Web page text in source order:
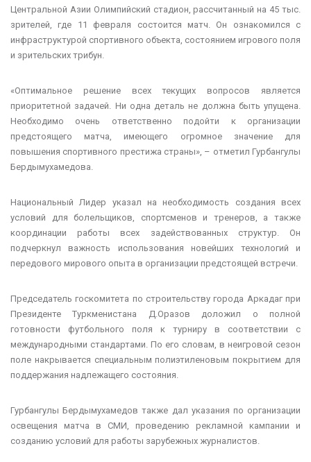
Центральной Азии Олимпийский стадион, рассчитанный на 45 тыс.
зрителей, где 11 февраля состоится матч. Он ознакомился с
инфраструктурой спортивного объекта, состоянием игрового поля
и зрительских трибун.
«Оптимальное решение всех текущих вопросов является
приоритетной задачей. Ни одна деталь не должна быть упущена.
Необходимо очень ответственно подойти к организации
предстоящего матча, имеющего огромное значение для
повышения спортивного престижа страны», – отметил Гурбангулы
Бердымухамедова.
Национальный Лидер указал на необходимость создания всех
условий для болельщиков, спортсменов и тренеров, а также
координации работы всех задействованных структур. Он
подчеркнул важность использования новейших технологий и
передового мирового опыта в организации предстоящей встречи.
Председатель госкомитета по строительству города Аркадаг при
Президенте Туркменистана Д.Оразов доложил о полной
готовности футбольного поля к турниру в соответствии с
международными стандартами. По его словам, в неигровой сезон
поле накрывается специальным полиэтиленовым покрытием для
поддержания надлежащего состояния.
Гурбангулы Бердымухамедов также дал указания по организации
освещения матча в СМИ, проведению рекламной кампании и
созданию условий для работы зарубежных журналистов.